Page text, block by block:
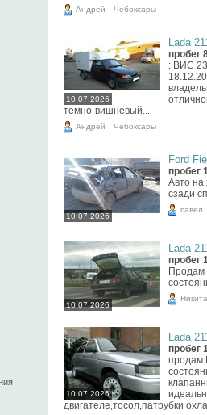
Андрей Чебоксары
10.07.2026
Lada
пробег
: ВИС
темно-вишневый...
Андрей Чебоксары
10.07.2026
Ford
пробег
Авто на
сзади
павел
10.07.2026
Lada
пробег
Продам
Никита
10.07.2026
Lada
пробег
продам
двигателе,тосол,патрубки